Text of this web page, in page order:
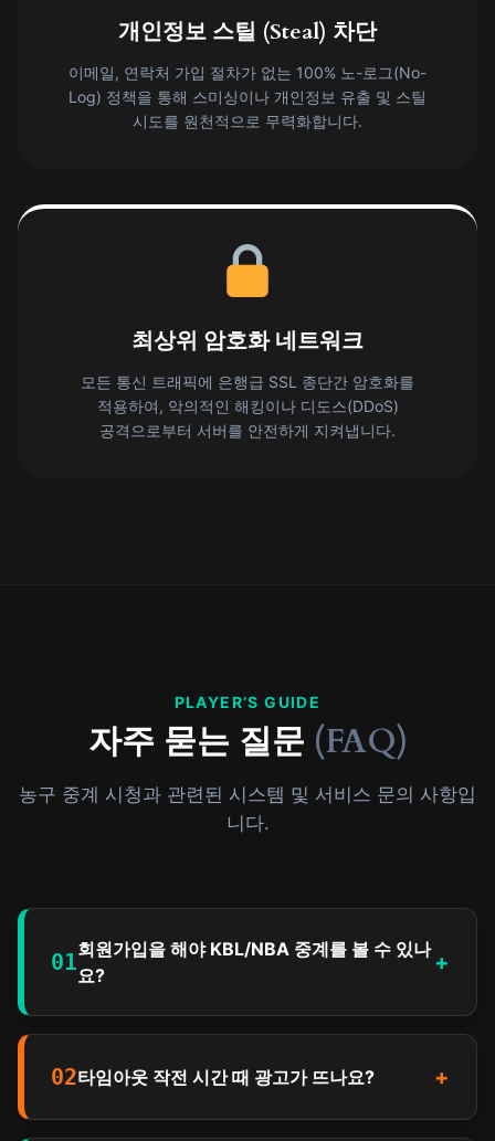
개인정보 스틸 (Steal) 차단
이메일, 연락처 가입 절차가 없는 100% 노-로그(No-
Log) 정책을 통해 스미싱이나 개인정보 유출 및 스틸
시도를 원천적으로 무력화합니다.
최상위 암호화 네트워크
모든 통신 트래픽에 은행급 SSL 종단간 암호화를
적용하여, 악의적인 해킹이나 디도스(DDoS)
공격으로부터 서버를 안전하게 지켜냅니다.
PLAYER’S GUIDE
자주 묻는 질문 (FAQ)
농구 중계 시청과 관련된 시스템 및 서비스 문의 사항입
니다.
01회원가입을 해야 KBL/NBA 중계를 볼 수 있나
요?
+
02타임아웃 작전 시간 때 광고가 뜨나요? +